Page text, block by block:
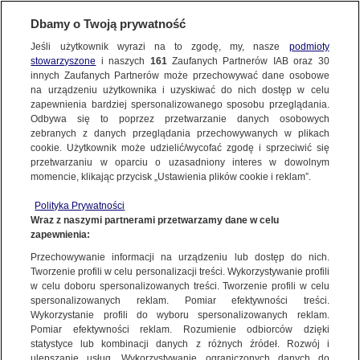
NAJNOWSZE
ZOBACZ FAKTY
FAKTY PO FAKTACH
FAKTY O ŚWIECIE
WIĘCEJ
KANAŁY
Dzień dobry!
Jedno konto do wszystkich usług
Dbamy o Twoją prywatność
Jeśli użytkownik wyrazi na to zgodę, my, nasze podmioty
stowarzyszone i naszych 161Zaufanych Partnerów IAB oraz 30
innych Zaufanych Partnerów może przechowywać dane osobowe
na urządzeniu użytkownika i uzyskiwać do nich dostęp w celu
zapewnienia bardziej spersonalizowanego sposobu przeglądania.
Odbywa się to poprzez przetwarzanie danych osobowych
zebranych z danych przeglądania przechowywanych w plikach
cookie. Użytkownik może udzielić/wycofać zgodę i sprzeciwić się
przetwarzaniu w oparciu o uzasadniony interes w dowolnym
momencie, klikając przycisk „Ustawienia plików cookie i reklam”.
Polityka Prywatności
Wraz z naszymi partnerami przetwarzamy dane w celu
zapewnienia:
Przechowywanie informacji na urządzeniu lub dostęp do nich.
Tworzenie profili w celu personalizacji treści. Wykorzystywanie profili
w celu doboru spersonalizowanych treści. Tworzenie profili w celu
spersonalizowanych reklam. Pomiar efektywności treści.
Wykorzystanie profili do wyboru spersonalizowanych reklam.
Pomiar efektywności reklam. Rozumienie odbiorców dzięki
statystyce lub kombinacji danych z różnych źródeł. Rozwój i